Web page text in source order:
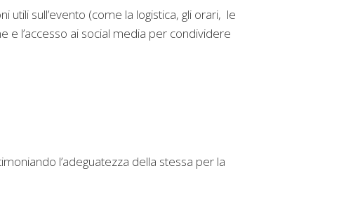
sull’evento (come la logistica, gli orari, le
e l’accesso ai social media per condividere
l’adeguatezza della stessa per la